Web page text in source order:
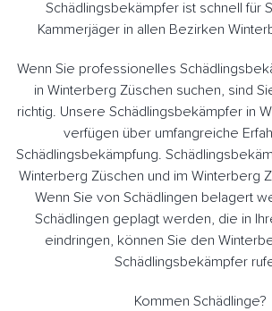
Schädlingsbekämpfer ist schnell für
Kammerjäger in allen Bezirken
Wenn Sie professionelles
in Winterberg Züschen suchen, sind
richtig. Unsere Schädlingsbekämpfer in
verfügen über umfangreiche
Schädlingsbekämpfung.
Winterberg Züschen und im Winterberg
Wenn Sie von Schädlingen belagert
Schädlingen geplagt werden, die in
eindringen, können Sie den
Schädlingsbekämpfer
Kommen Schädlinge?